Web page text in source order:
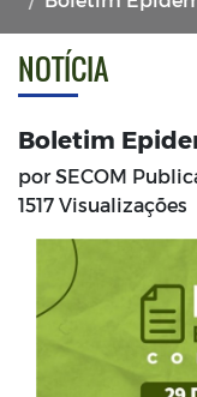
NOTÍCIA
Boletim
por SECOM
1517 Visualizações